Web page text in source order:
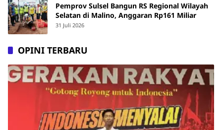
Pemprov Sulsel Bangun RS Regional Wilayah
Selatan di Malino, Anggaran Rp161 Miliar
31 Juli 2026
OPINI TERBARU